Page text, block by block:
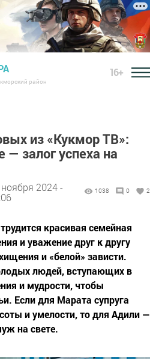
район
16+
из «Кукмор ТВ»:
залог успеха на
2024 -
1038 0 2
красивая семейная
и уважение друг к другу
и «белой» зависти.
людей, вступающих в
и мудрости, чтобы
Если для Марата супруга
и умелости, то для Адили —
на свете.